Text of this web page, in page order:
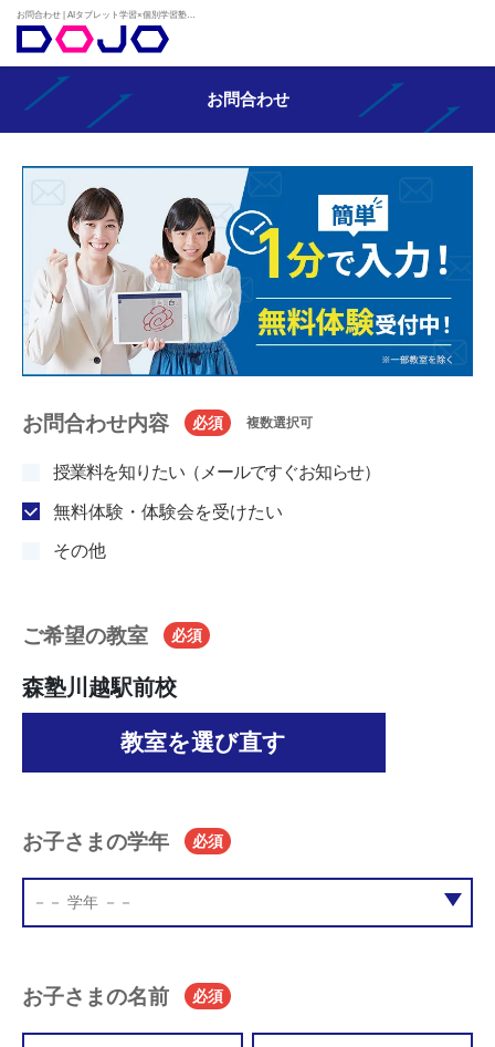
お問合わせ
お問合わせ内容 必須 複数選択可
授業料を知りたい（メールですぐお知らせ）
無料体験・体験会を受けたい
その他
ご希望の教室 必須
森塾川越駅前校
教室を選び直す
お子さまの学年 必須
お子さまの名前 必須